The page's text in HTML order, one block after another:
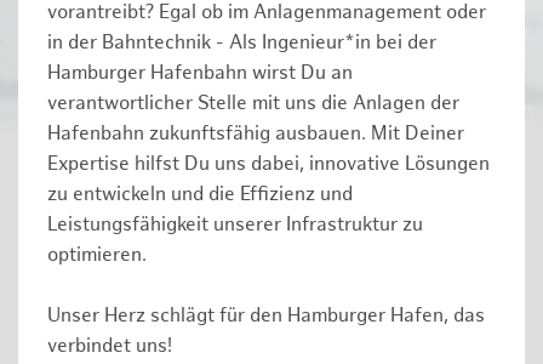
vorantreibt? Egal ob im Anlagenmanagement oder
in der Bahntechnik - Als Ingenieur*in bei der
Hamburger Hafenbahn wirst Du an
verantwortlicher Stelle mit uns die Anlagen der
Hafenbahn zukunftsfähig ausbauen. Mit Deiner
Expertise hilfst Du uns dabei, innovative Lösungen
zu entwickeln und die Effizienz und
Leistungsfähigkeit unserer Infrastruktur zu
optimieren.
Unser Herz schlägt für den Hamburger Hafen, das
verbindet uns!